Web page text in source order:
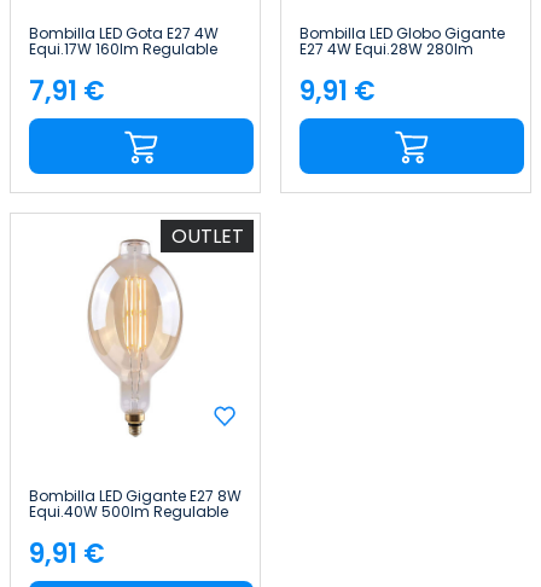
Bombilla LED Gota E27 4W
Equi.17W 160lm Regulable
7hSevenOn Vintage
Precio
7,91 €
Bombilla LED Globo Gigante
E27 4W Equi.28W 280lm
Transparente 25000H
7hSevenOn Vintage
Precio
9,91 €
OUTLET
Bombilla LED Gigante E27 8W
Equi.40W 500lm Regulable
2100K Gold 15000H
7hSevenOn Vintage
Precio
9,91 €